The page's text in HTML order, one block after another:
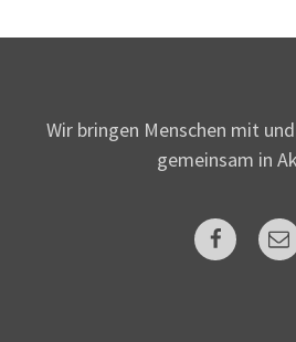
Wir bringen Menschen mit
gemeinsam in
Facebook